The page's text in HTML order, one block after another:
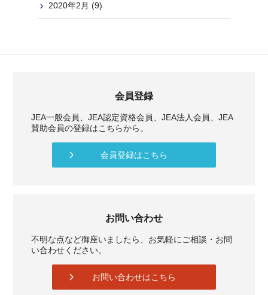
2020年2月 (9)
会員登録
JEA一般会員、JEA認定資格会員、JEA法人会員、JEA
賛助会員の登録はこちらから。
会員登録はこちら
お問い合わせ
不明な点など御座いましたら、お気軽にご相談・お問
い合わせください。
お問い合わせはこちら